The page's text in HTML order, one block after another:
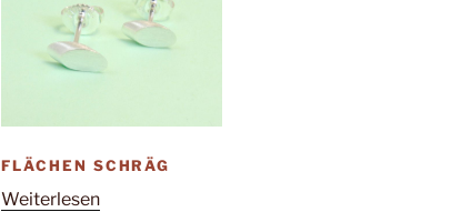
FLÄCHEN SCHRÄG
Weiterlesen